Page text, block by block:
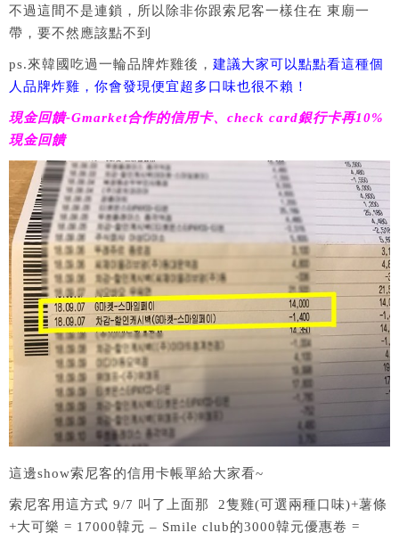
不過這間不是連鎖，所以除非你跟索尼客一樣住在 東廟一
帶，要不然應該點不到
ps.來韓國吃過一輪品牌炸雞後， 建議大家可以點點看這種個
人品牌炸雞，你會發現便宜超多口味也很不賴！
現金回饋-Gmarket合作的信用卡、check card銀行卡再10%
現金回饋
這邊show索尼客的信用卡帳單給大家看~
索尼客用這方式 9/7 叫了上面那 2隻雞(可選兩種口味)+薯條
+大可樂 = 17000韓元 – Smile club的3000韓元優惠卷 =